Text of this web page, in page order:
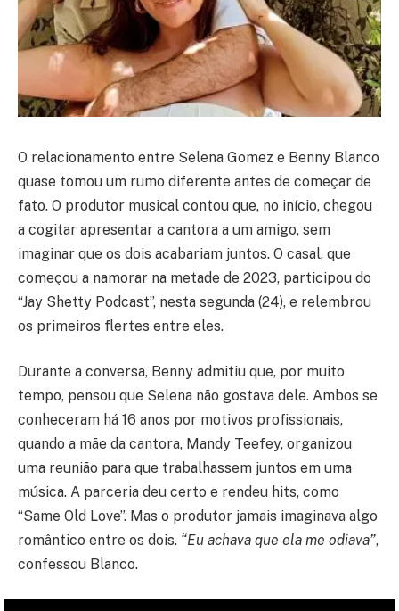
O relacionamento entre Selena Gomez e Benny Blanco
quase tomou um rumo diferente antes de começar de
fato. O produtor musical contou que, no início, chegou
a cogitar apresentar a cantora a um amigo, sem
imaginar que os dois acabariam juntos. O casal, que
começou a namorar na metade de 2023, participou do
“Jay Shetty Podcast”, nesta segunda (24), e relembrou
os primeiros flertes entre eles.
Durante a conversa, Benny admitiu que, por muito
tempo, pensou que Selena não gostava dele. Ambos se
conheceram há 16 anos por motivos profissionais,
quando a mãe da cantora, Mandy Teefey, organizou
uma reunião para que trabalhassem juntos em uma
música. A parceria deu certo e rendeu hits, como
“Same Old Love”. Mas o produtor jamais imaginava algo
romântico entre os dois. “Eu achava que ela me odiava”,
confessou Blanco.